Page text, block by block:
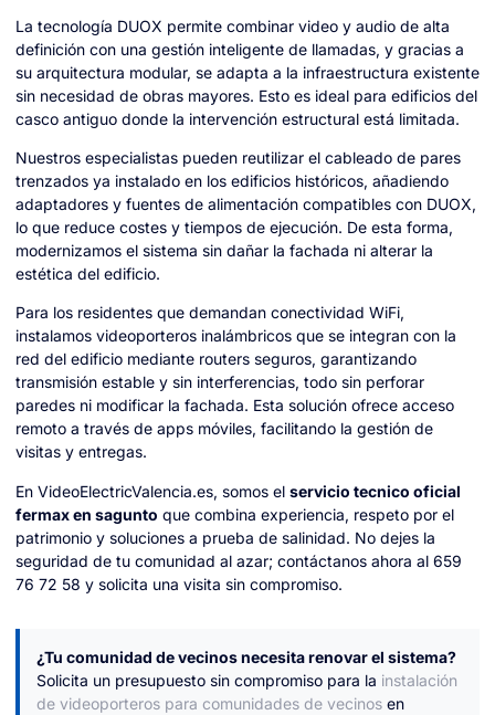
La tecnología DUOX permite combinar video y audio de alta
definición con una gestión inteligente de llamadas, y gracias a
su arquitectura modular, se adapta a la infraestructura existente
sin necesidad de obras mayores. Esto es ideal para edificios del
casco antiguo donde la intervención estructural está limitada.
Nuestros especialistas pueden reutilizar el cableado de pares
trenzados ya instalado en los edificios históricos, añadiendo
adaptadores y fuentes de alimentación compatibles con DUOX,
lo que reduce costes y tiempos de ejecución. De esta forma,
modernizamos el sistema sin dañar la fachada ni alterar la
estética del edificio.
Para los residentes que demandan conectividad WiFi,
instalamos videoporteros inalámbricos que se integran con la
red del edificio mediante routers seguros, garantizando
transmisión estable y sin interferencias, todo sin perforar
paredes ni modificar la fachada. Esta solución ofrece acceso
remoto a través de apps móviles, facilitando la gestión de
visitas y entregas.
En VideoElectricValencia.es, somos el servicio tecnico oficial
fermax en sagunto que combina experiencia, respeto por el
patrimonio y soluciones a prueba de salinidad. No dejes la
seguridad de tu comunidad al azar; contáctanos ahora al 659
76 72 58 y solicita una visita sin compromiso.
¿Tu comunidad de vecinos necesita renovar el sistema?
Solicita un presupuesto sin compromiso para la instalación
de videoporteros para comunidades de vecinos en